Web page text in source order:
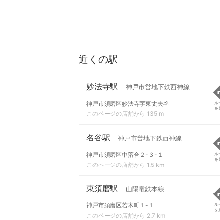
近くの駅
妙法寺駅 神戸市営地下鉄西神線
神戸市須磨区妙法寺字東丈夫谷
このページの店舗から 135 m
ル
を
名谷駅 神戸市営地下鉄西神線
神戸市須磨区中落合２-３-１
このページの店舗から 1.5 km
ル
を
東須磨駅 山陽電鉄本線
神戸市須磨区若木町１-１
このページの店舗から 2.7 km
ル
を